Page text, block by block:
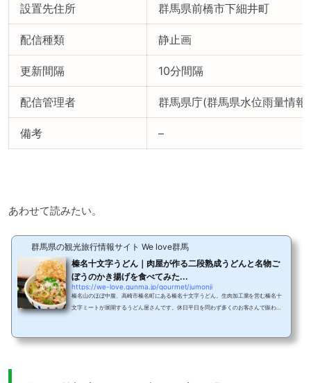
設置先住所 群馬県前橋市下細井町
配信種類 静止画
更新間隔 10分間隔
配信管理者 群馬県庁(群馬県水位雨量情報
備考 –
あわせて読みたい。
群馬県の観光旅行情報サイト We love群馬
榛名十文字うどん｜肉屋が作る二段熟成うどんと名物ご
ぼうのかき揚げを食べてみた...
https://we-love.gunma.jp/gourmet/jumonji
榛名山のほぼ中腹、高崎市榛名町にある榛名十文字うどん。生肉加工業を営む榛名十
文字ミートが展開するうどん屋さんです。休日平日を問わず多くのお客さんで賑わう
花木流通センターみのり館にも店舗を構える榛名十文字うどん。群馬の美味しい豚肉